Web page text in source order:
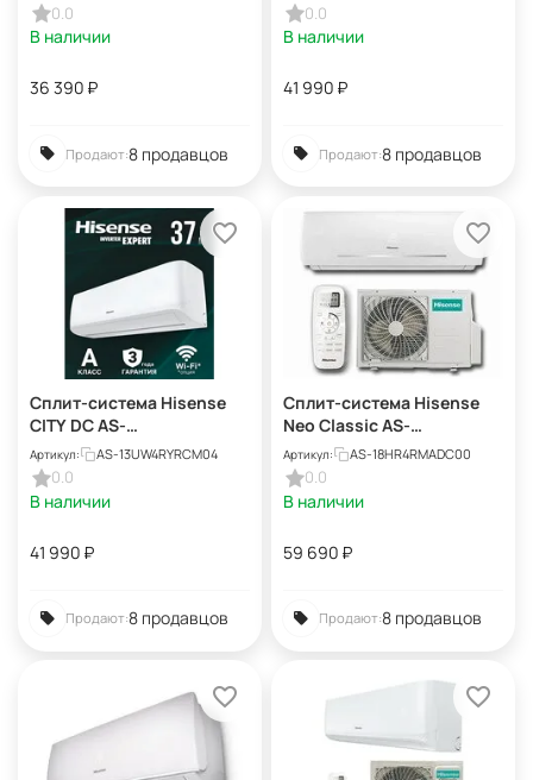
0.0
В наличии
36 390 ₽
Продают:8 продавцов
0.0
В наличии
41 990 ₽
Продают:8 продавцов
Сплит-система Hisense
CITY DC AS-
13UW4RYRCM04
Артикул: AS-13UW4RYRCM04
0.0
В наличии
41 990 ₽
Продают:8 продавцов
Сплит-система Hisense
Neo Classic AS-
18HR4RMADC00
Артикул: AS-18HR4RMADC00
0.0
В наличии
59 690 ₽
Продают:8 продавцов